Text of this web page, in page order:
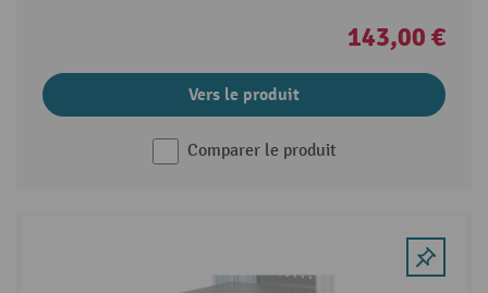
143,00 €
Vers le produit
Comparer le produit